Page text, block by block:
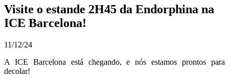
Visite o estande 2H45 da Endorphina na
ICE Barcelona!
11/12/24
A ICE Barcelona está chegando, e nós estamos prontos para
decolar!